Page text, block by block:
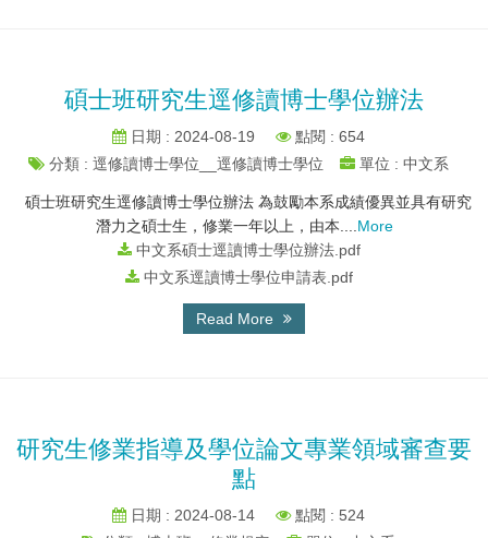
碩士班研究生逕修讀博士學位辦法
日期 : 2024-08-19
點閱 : 654
分類 : 逕修讀博士學位__逕修讀博士學位
單位 : 中文系
碩士班研究生逕修讀博士學位辦法 為鼓勵本系成績優異並具有研究
潛力之碩士生，修業一年以上，由本.... More
中文系碩士逕讀博士學位辦法.pdf
中文系逕讀博士學位申請表.pdf
Read More
研究生修業指導及學位論文專業領域審查要
點
日期 : 2024-08-14
點閱 : 524